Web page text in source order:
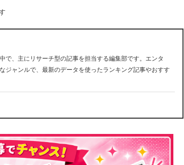
で、主にリサーチ型の記事を担当する編集部です。エンタ
ジャンルで、最新のデータを使ったランキング記事やおすす